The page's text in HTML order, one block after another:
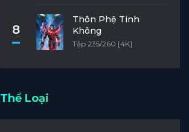
8
Thôn Phệ Tinh
Không
Tập 235/260 [4K]
Thể Loại